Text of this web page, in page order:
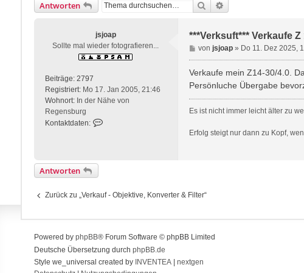
Antworten Suche
jsjoap
Sollte mal wieder fotografieren...
Beiträge: 2797
Registriert:Mo 17. Jan 2005, 21:46
Wohnort:In der Nähe von
Regensburg
Kontaktdaten:
d
t
v
o
***Verksuft*** Verkaufe Z
B
e
i
g
von jsjoap » Do 11. Dez 2025,
Verkaufe mein Z14-30/4.0.
Persönluche Übergabe
Es ist nicht immer leicht älter zu
Erfolg steigt nur dann zu Kopf,
Antworten
Zurück zu „Verkauf - Objektive, Konverter & Filter“
Powered by phpBB® Forum Software © phpBB Limited
Deutsche Übersetzung durch phpBB.de
Style we_universal created by INVENTEA| nextgen